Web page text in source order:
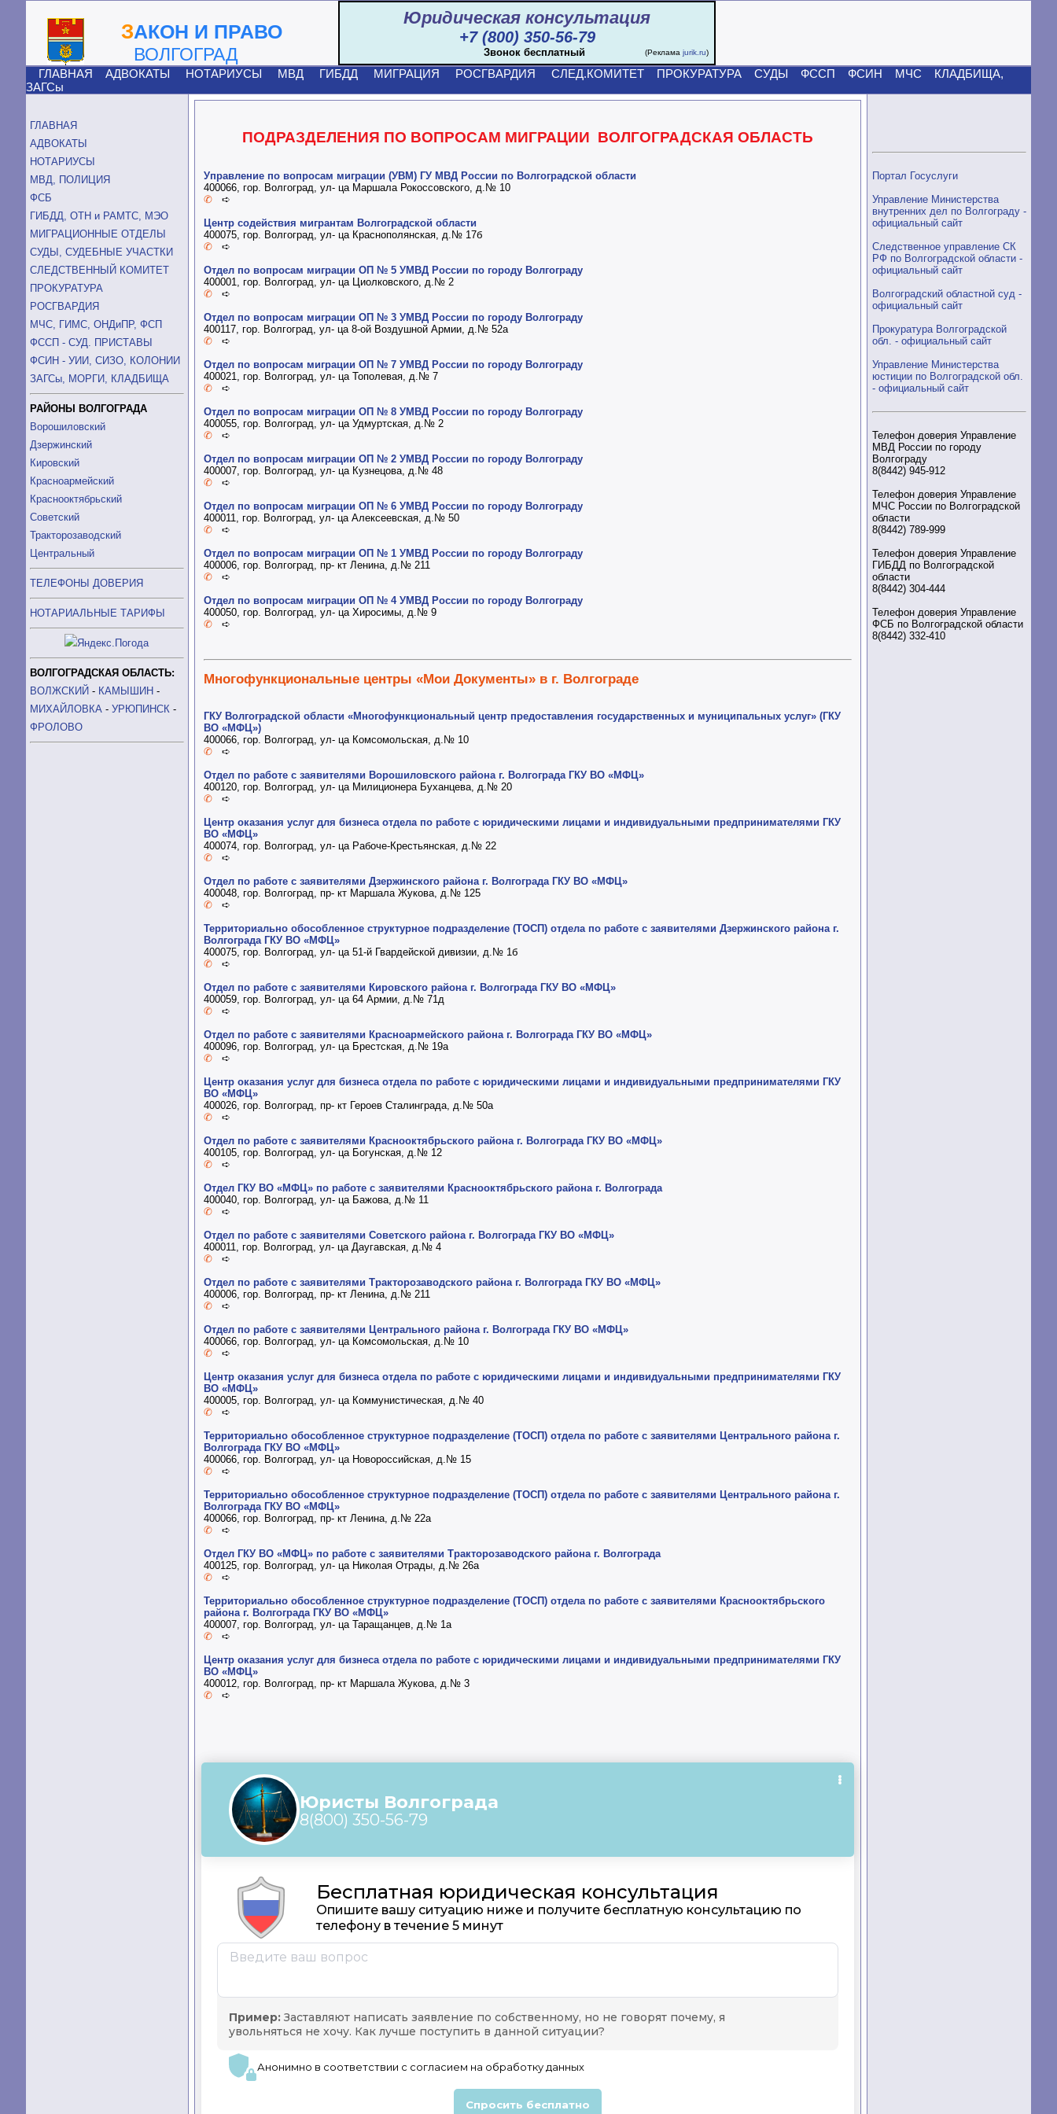
ЗАКОН И ПРАВО
ВОЛГОГРАД
Юридическая консультация
+7 (800) 350-56-79
Звонок бесплатный (Реклама jurik.ru)
ГЛАВНАЯ АДВОКАТЫ НОТАРИУСЫ МВД ГИБДД МИГРАЦИЯ РОСГВАРДИЯ СЛЕД.КОМИТЕТ ПРОКУРАТУРА СУДЫ ФССП ФСИН МЧС
КЛАДБИЩА,
ЗАГСы
ГЛАВНАЯ
АДВОКАТЫ
НОТАРИУСЫ
МВД, ПОЛИЦИЯ
ФСБ
ГИБДД, ОТН и РАМТС, МЭО
МИГРАЦИОННЫЕ ОТДЕЛЫ
СУДЫ, СУДЕБНЫЕ УЧАСТКИ
СЛЕДСТВЕННЫЙ КОМИТЕТ
ПРОКУРАТУРА
РОСГВАРДИЯ
МЧС, ГИМС, ОНДиПР, ФСП
ФССП - СУД. ПРИСТАВЫ
ФСИН - УИИ, СИЗО, КОЛОНИИ
ЗАГСы, МОРГИ, КЛАДБИЩА
РАЙОНЫ ВОЛГОГРАДА
Ворошиловский
Дзержинский
Кировский
Красноармейский
Краснооктябрьский
Советский
Тракторозаводский
Центральный
ТЕЛЕФОНЫ ДОВЕРИЯ
НОТАРИАЛЬНЫЕ ТАРИФЫ
ВОЛГОГРАДСКАЯ ОБЛАСТЬ:
ВОЛЖСКИЙ - КАМЫШИН -
МИХАЙЛОВКА - УРЮПИНСК -
ФРОЛОВО
ПОДРАЗДЕЛЕНИЯ ПО ВОПРОСАМ МИГРАЦИИ ВОЛГОГРАДСКАЯ ОБЛАСТЬ
Управление по вопросам миграции (УВМ) ГУ МВД России по Волгоградской области
400066, гор. Волгоград, ул- ца Маршала Рокоссовского, д.№ 10
✆ ➪
Центр содействия мигрантам Волгоградской области
400075, гор. Волгоград, ул- ца Краснополянская, д.№ 17б
✆ ➪
Отдел по вопросам миграции ОП № 5 УМВД России по городу Волгограду
400001, гор. Волгоград, ул- ца Циолковского, д.№ 2
✆ ➪
Отдел по вопросам миграции ОП № 3 УМВД России по городу Волгограду
400117, гор. Волгоград, ул- ца 8-ой Воздушной Армии, д.№ 52а
✆ ➪
Отдел по вопросам миграции ОП № 7 УМВД России по городу Волгограду
400021, гор. Волгоград, ул- ца Тополевая, д.№ 7
✆ ➪
Отдел по вопросам миграции ОП № 8 УМВД России по городу Волгограду
400055, гор. Волгоград, ул- ца Удмуртская, д.№ 2
✆ ➪
Отдел по вопросам миграции ОП № 2 УМВД России по городу Волгограду
400007, гор. Волгоград, ул- ца Кузнецова, д.№ 48
✆ ➪
Отдел по вопросам миграции ОП № 6 УМВД России по городу Волгограду
400011, гор. Волгоград, ул- ца Алексеевская, д.№ 50
✆ ➪
Отдел по вопросам миграции ОП № 1 УМВД России по городу Волгограду
400006, гор. Волгоград, пр- кт Ленина, д.№ 211
✆ ➪
Отдел по вопросам миграции ОП № 4 УМВД России по городу Волгограду
400050, гор. Волгоград, ул- ца Хиросимы, д.№ 9
✆ ➪
Многофункциональные центры «Мои Документы» в г. Волгограде
ГКУ Волгоградской области «Многофункциональный центр предоставления государственных и муниципальных услуг» (ГКУ
ВО «МФЦ»)
400066, гор. Волгоград, ул- ца Комсомольская, д.№ 10
✆ ➪
Отдел по работе с заявителями Ворошиловского района г. Волгограда ГКУ ВО «МФЦ»
400120, гор. Волгоград, ул- ца Милиционера Буханцева, д.№ 20
✆ ➪
Центр оказания услуг для бизнеса отдела по работе с юридическими лицами и индивидуальными предпринимателями ГКУ
ВО «МФЦ»
400074, гор. Волгоград, ул- ца Рабоче-Крестьянская, д.№ 22
✆ ➪
Отдел по работе с заявителями Дзержинского района г. Волгограда ГКУ ВО «МФЦ»
400048, гор. Волгоград, пр- кт Маршала Жукова, д.№ 125
✆ ➪
Территориально обособленное структурное подразделение (ТОСП) отдела по работе с заявителями Дзержинского района г.
Волгограда ГКУ ВО «МФЦ»
400075, гор. Волгоград, ул- ца 51-й Гвардейской дивизии, д.№ 1б
✆ ➪
Отдел по работе с заявителями Кировского района г. Волгограда ГКУ ВО «МФЦ»
400059, гор. Волгоград, ул- ца 64 Армии, д.№ 71д
✆ ➪
Отдел по работе с заявителями Красноармейского района г. Волгограда ГКУ ВО «МФЦ»
400096, гор. Волгоград, ул- ца Брестская, д.№ 19а
✆ ➪
Центр оказания услуг для бизнеса отдела по работе с юридическими лицами и индивидуальными предпринимателями ГКУ
ВО «МФЦ»
400026, гор. Волгоград, пр- кт Героев Сталинграда, д.№ 50а
✆ ➪
Отдел по работе с заявителями Краснооктябрьского района г. Волгограда ГКУ ВО «МФЦ»
400105, гор. Волгоград, ул- ца Богунская, д.№ 12
✆ ➪
Отдел ГКУ ВО «МФЦ» по работе с заявителями Краснооктябрьского района г. Волгограда
400040, гор. Волгоград, ул- ца Бажова, д.№ 11
✆ ➪
Отдел по работе с заявителями Советского района г. Волгограда ГКУ ВО «МФЦ»
400011, гор. Волгоград, ул- ца Даугавская, д.№ 4
✆ ➪
Отдел по работе с заявителями Тракторозаводского района г. Волгограда ГКУ ВО «МФЦ»
400006, гор. Волгоград, пр- кт Ленина, д.№ 211
✆ ➪
Отдел по работе с заявителями Центрального района г. Волгограда ГКУ ВО «МФЦ»
400066, гор. Волгоград, ул- ца Комсомольская, д.№ 10
✆ ➪
Центр оказания услуг для бизнеса отдела по работе с юридическими лицами и индивидуальными предпринимателями ГКУ
ВО «МФЦ»
400005, гор. Волгоград, ул- ца Коммунистическая, д.№ 40
✆ ➪
Территориально обособленное структурное подразделение (ТОСП) отдела по работе с заявителями Центрального района г.
Волгограда ГКУ ВО «МФЦ»
400066, гор. Волгоград, ул- ца Новороссийская, д.№ 15
✆ ➪
Территориально обособленное структурное подразделение (ТОСП) отдела по работе с заявителями Центрального района г.
Волгограда ГКУ ВО «МФЦ»
400066, гор. Волгоград, пр- кт Ленина, д.№ 22а
✆ ➪
Отдел ГКУ ВО «МФЦ» по работе с заявителями Тракторозаводского района г. Волгограда
400125, гор. Волгоград, ул- ца Николая Отрады, д.№ 26а
✆ ➪
Территориально обособленное структурное подразделение (ТОСП) отдела по работе с заявителями Краснооктябрьского
района г. Волгограда ГКУ ВО «МФЦ»
400007, гор. Волгоград, ул- ца Таращанцев, д.№ 1а
✆ ➪
Центр оказания услуг для бизнеса отдела по работе с юридическими лицами и индивидуальными предпринимателями ГКУ
ВО «МФЦ»
400012, гор. Волгоград, пр- кт Маршала Жукова, д.№ 3
✆ ➪
Портал Госуслуги
Управление Министерства
внутренних дел по Волгограду -
официальный сайт
Следственное управление СК
РФ по Волгоградской области -
официальный сайт
Волгоградский областной суд -
официальный сайт
Прокуратура Волгоградской
обл. - официальный сайт
Управление Министерства
юстиции по Волгоградской обл.
- официальный сайт
Телефон доверия Управление
МВД России по городу
Волгограду
8(8442) 945-912
Телефон доверия Управление
МЧС России по Волгоградской
области
8(8442) 789-999
Телефон доверия Управление
ГИБДД по Волгоградской
области
8(8442) 304-444
Телефон доверия Управление
ФСБ по Волгоградской области
8(8442) 332-410